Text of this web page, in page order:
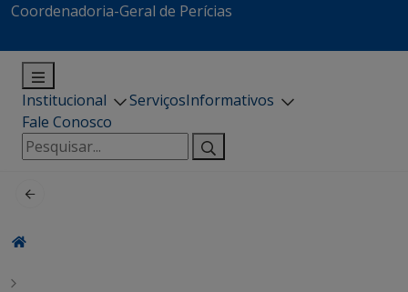
Coordenadoria-Geral de Perícias
Institucional ServiçosInformativos
Fale Conosco
Pesquisar
por: